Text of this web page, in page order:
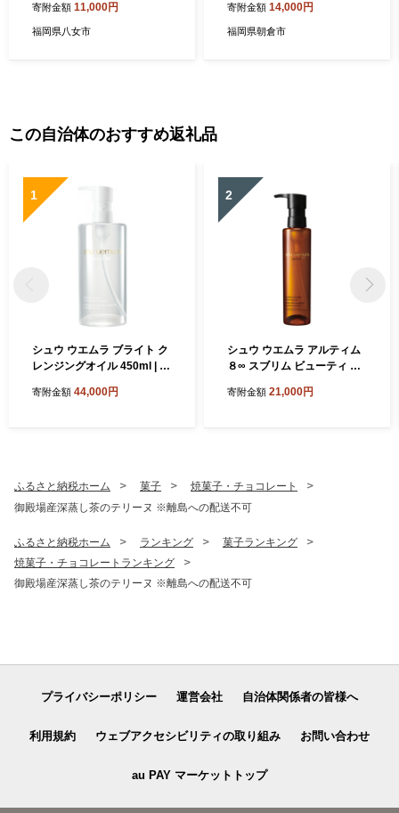
寄附金額 11,000円
福岡県八女市
寄附金額 14,000円
福岡県朝倉市
この自治体のおすすめ返礼品
1
シュウ ウエムラ ブライト ク
レンジングオイル 450ml | ロ
ジングオイル スキンケア メ
寄附金額 44,000円
2
シュウ ウエムラ アルティム
８∞ スブリム ビューティ ク
｜ ロレアル クレンジング ク
寄附金額 21,000円
ふるさと納税ホーム 菓子
焼菓子・チョコレート
御殿場産深蒸し茶のテリーヌ ※離島への配送不可
ふるさと納税ホーム ランキング
菓子ランキング
焼菓子・チョコレートランキング
御殿場産深蒸し茶のテリーヌ ※離島への配送不可
プライバシーポリシー 運営会社 自治体関係者の皆様へ
利用規約 ウェブアクセシビリティの取り組み お問い合わせ
au PAY マーケットトップ